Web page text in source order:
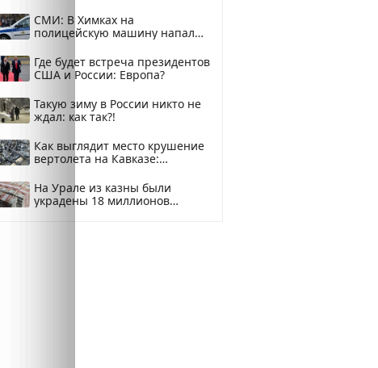
СМИ: В Химках на
полицейскую машину напали
Где будет встреча президентов
США и России: Европа?
Такую зиму в России никто не
ждал: как так?!
Как выглядит место крушение
вертолета на Кавказе:
На Урале из казны были
украдены 18 миллионов